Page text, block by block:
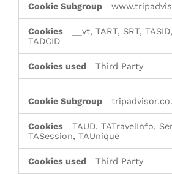
__vt, TART, SRT,
TADCID
Third Party
TAUD, TATravelInfo,
TASession, TAUnique
Third Party